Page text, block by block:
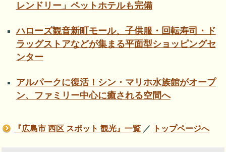
レンドリー」ペットホテルも完備
ハローズ観音新町モール、子供服・回転寿司・ド
ラッグストアなどが集まる平面型ショッピングセ
ンター
アルパークに復活！シン・マリホ水族館がオープ
ン、ファミリー中心に癒される空間へ
『広島市 西区 スポット 観光』一覧 ／ トップページへ